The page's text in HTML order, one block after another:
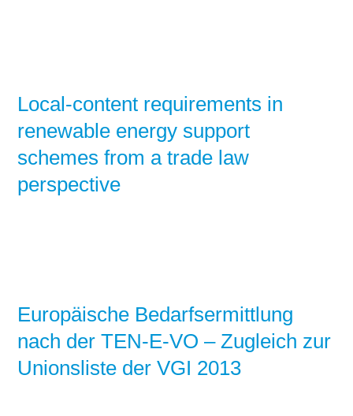
Local-content requirements in
renewable energy support
schemes from a trade law
perspective
Europäische Bedarfsermittlung
nach der TEN-E-VO – Zugleich zur
Unionsliste der VGI 2013